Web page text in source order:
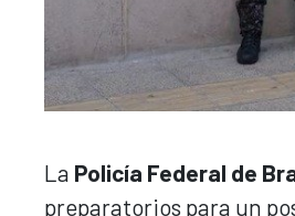
La Policía Federal de
preparatorios para un